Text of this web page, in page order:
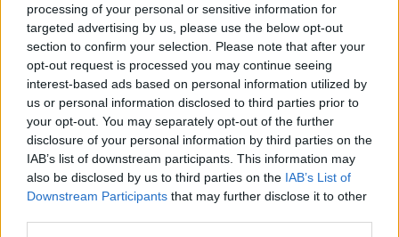
processing of your personal or sensitive information for
targeted advertising by us, please use the below opt-out
section to confirm your selection. Please note that after your
opt-out request is processed you may continue seeing
interest-based ads based on personal information utilized by
us or personal information disclosed to third parties prior to
your opt-out. You may separately opt-out of the further
disclosure of your personal information by third parties on the
IAB’s list of downstream participants. This information may
also be disclosed by us to third parties on the IAB’s List of
Downstream Participants that may further disclose it to other
Continua a leggere